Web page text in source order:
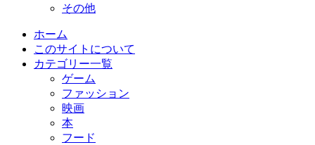
その他
ホーム
このサイトについて
カテゴリー一覧
ゲーム
ファッション
映画
本
フード